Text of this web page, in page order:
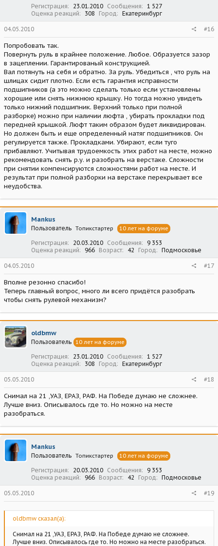
Регистрация 23.01.2010 Сообщения
1 527
Оценка реакций
308 Город Екатеринбург
04.05.2010 #16
Попробовать так.
Повернуть руль в крайнее положение. Любое. Образуется зазор
в зацеплении. Гарантированый конструкцией.
Вал потянуть на себя и обратно. За руль. Убедиться , что руль на
шлицах сидит плотно. Если есть гарантия исправности
подшипников (а это можно сделать только если установлены
хорошие или снять нижнюю крышку. Но тогда можно увидеть
только нижний подшипник. Верхний только при полной
разборке) можно при наличии люфта , убирать прокладки под
передней крышкой. Люфт таким образом будет ликвидирован.
Но должен быть и еще определенный натяг подшипников. Он
регулируется также. Прокладками. Убирают, если туго
прибавляют. Учитывая трудоемкость этих работ на месте, можно
рекомендовать снять р.у. и разобрать на верстаке. Сложности
при снятии компенсируются сложностями работ на месте. И
результат при полной разборки на верстаке перекрывает все
неудобства.
Mankus
Пользователь Топикстартер 10 лет на форуме
Регистрация 20.03.2010 Сообщения
9 353
Оценка реакций
966 Возраст 42 Город Подмосковье
04.05.2010 #17
Вполне резонно спасибо!
Теперь главный вопрос, много ли всего придётся разобрать
чтобы снять рулевой механизм?
oldbmw
Пользователь 10 лет на форуме
Регистрация 23.01.2010 Сообщения
1 527
Оценка реакций
308 Город Екатеринбург
05.05.2010 #18
Снимал на 21 ,УАЗ, ЕРАЗ, РАФ. На Победе думаю не сложнее.
Лучше вниз. Описывалось где то. Но можно на месте
разобраться.
Mankus
Пользователь Топикстартер 10 лет на форуме
Регистрация 20.03.2010 Сообщения
9 353
Оценка реакций
966 Возраст 42 Город Подмосковье
05.05.2010 #19
oldbmw сказал(а):
Снимал на 21 ,УАЗ, ЕРАЗ, РАФ. На Победе думаю не сложнее.
Лучше вниз. Описывалось где то. Но можно на месте разобраться.